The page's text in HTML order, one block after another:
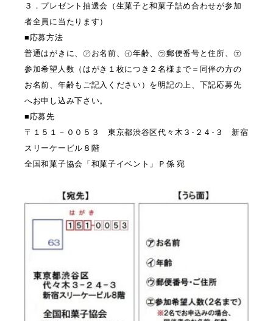
３．プレゼント抽選会（生菓子と和菓子詰め合わせが参加
者全員に当たります）
■応募方法
普通はがきに、㋐お名前、㋑年齢、㋒郵便番号と住所、㋓
参加希望人数（はがき１枚につき２名様まで＝同伴の方の
お名前、年齢もご記入ください）を明記の上、下記応募先
へお申し込み下さい。
■応募先
〒１５１－００５３ 東京都渋谷区代々木３-２４-３ 新宿
スリーケービル８階
全国和菓子協会「和菓子イベント」Ｐ係 宛